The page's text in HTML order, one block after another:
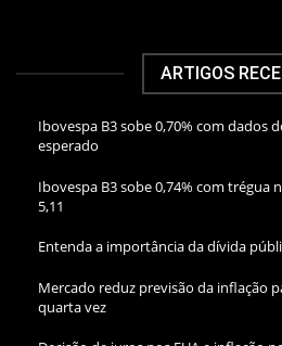
ARTIGOS
Ibovespa B3 sobe 0,70% com dados
esperado
Ibovespa B3 sobe 0,74% com trégua
5,11
Entenda a importância da dívida
Mercado reduz previsão da inflação
quarta vez